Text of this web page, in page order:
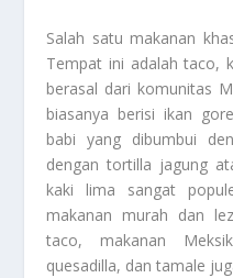
Salah satu makanan
Tempat ini adalah taco,
berasal dari komunitas
biasanya berisi ikan
babi yang dibumbui
dengan tortilla jagung
kaki lima sangat
makanan murah dan
taco, makanan
quesadilla, dan tamale